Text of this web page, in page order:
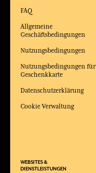
FAQ
Allgemeine
Geschäftsbedingungen
Nutzungsbedingungen
Nutzungsbedingungen für
Geschenkkarte
Datenschutzerklärung
Cookie Verwaltung
WEBSITES &
DIENSTLEISTUNGEN